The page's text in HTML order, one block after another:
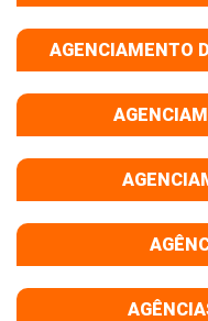
AGENCIAMENTO